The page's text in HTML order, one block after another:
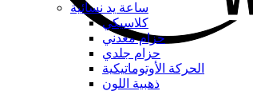
ساعة يد نسائية
كلاسيكي
حزام معدني
حزام جلدي
الحركة الأوتوماتيكية
ذهبية اللون